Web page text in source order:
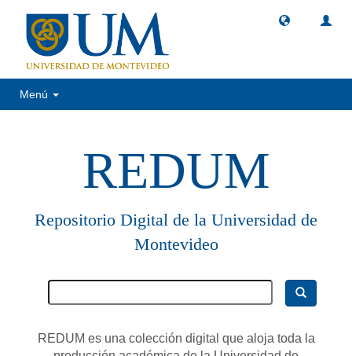
Menú
REDUM
Repositorio Digital de la Universidad de
Montevideo
REDUM es una colección digital que aloja toda la